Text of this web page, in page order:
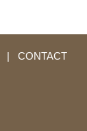
CONTACT